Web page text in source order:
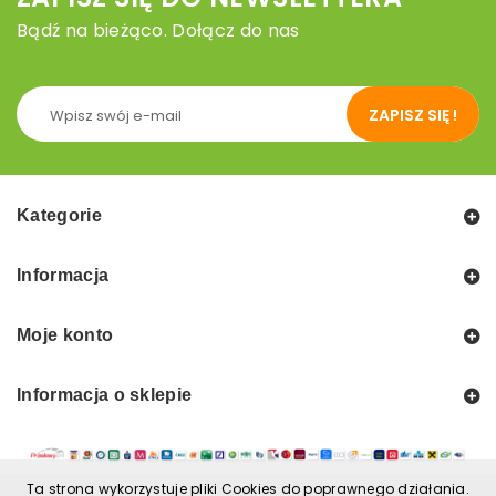
Ta strona wykorzystuje pliki Cookies do poprawnego działania.
Bądź na bieżąco. Dołącz do nas
ZAPISZ SIĘ !
Kategorie
Informacja
Moje konto
Informacja o sklepie